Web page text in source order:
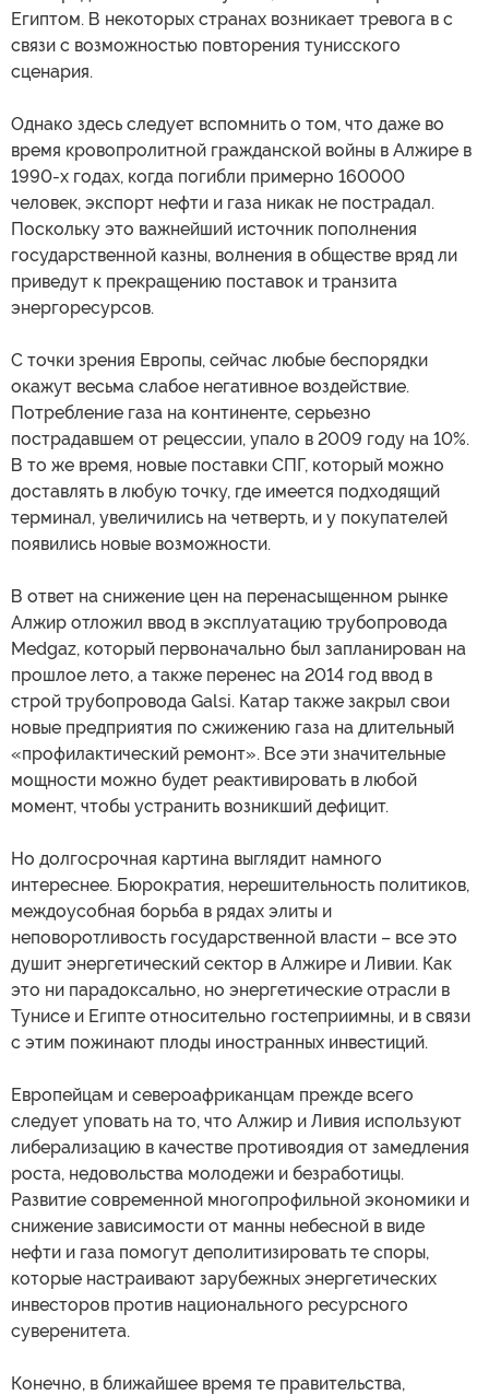
Египтом. В некоторых странах возникает тревога в с
связи с возможностью повторения тунисского
сценария.
Однако здесь следует вспомнить о том, что даже во
время кровопролитной гражданской войны в Алжире в
1990-х годах, когда погибли примерно 160000
человек, экспорт нефти и газа никак не пострадал.
Поскольку это важнейший источник пополнения
государственной казны, волнения в обществе вряд ли
приведут к прекращению поставок и транзита
энергоресурсов.
С точки зрения Европы, сейчас любые беспорядки
окажут весьма слабое негативное воздействие.
Потребление газа на континенте, серьезно
пострадавшем от рецессии, упало в 2009 году на 10%.
В то же время, новые поставки СПГ, который можно
доставлять в любую точку, где имеется подходящий
терминал, увеличились на четверть, и у покупателей
появились новые возможности.
В ответ на снижение цен на перенасыщенном рынке
Алжир отложил ввод в эксплуатацию трубопровода
Medgaz, который первоначально был запланирован на
прошлое лето, а также перенес на 2014 год ввод в
строй трубопровода Galsi. Катар также закрыл свои
новые предприятия по сжижению газа на длительный
«профилактический ремонт». Все эти значительные
мощности можно будет реактивировать в любой
момент, чтобы устранить возникший дефицит.
Но долгосрочная картина выглядит намного
интереснее. Бюрократия, нерешительность политиков,
междоусобная борьба в рядах элиты и
неповоротливость государственной власти – все это
душит энергетический сектор в Алжире и Ливии. Как
это ни парадоксально, но энергетические отрасли в
Тунисе и Египте относительно гостеприимны, и в связи
с этим пожинают плоды иностранных инвестиций.
Европейцам и североафриканцам прежде всего
следует уповать на то, что Алжир и Ливия используют
либерализацию в качестве противоядия от замедления
роста, недовольства молодежи и безработицы.
Развитие современной многопрофильной экономики и
снижение зависимости от манны небесной в виде
нефти и газа помогут деполитизировать те споры,
которые настраивают зарубежных энергетических
инвесторов против национального ресурсного
суверенитета.
Конечно, в ближайшее время те правительства,